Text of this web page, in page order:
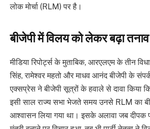
लोक मोर्चा (RLM) पर है।
बीजेपी में विलय को लेकर बढ़ा तनाव
मीडिया रिपोर्ट्स के मुताबिक, आरएलएम के तीन
सिंह, रामेश्वर महतो और माधव आनंद बीजेपी के
एक्सप्रेस ने बीजेपी सूत्रों के हवाले से दावा किया
इसी साल राज्य सभा भेजते समय उनसे RLM का
आश्वासन लिया गया था। इसके अलावा जब दीपक